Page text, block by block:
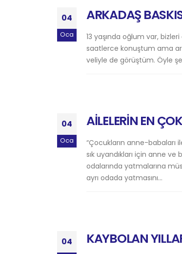
04
Oca
ARKADAŞ
13 yaşında oğlum var,
saatlerce konuştum ama
veliyle de görüştüm. Öyle
04
Oca
AİLELERİN EN
“Çocukların anne-babaları
sık uyandıkları için anne
odalarında yatmalarına
ayrı odada yatmasını...
04 KAYBOLAN